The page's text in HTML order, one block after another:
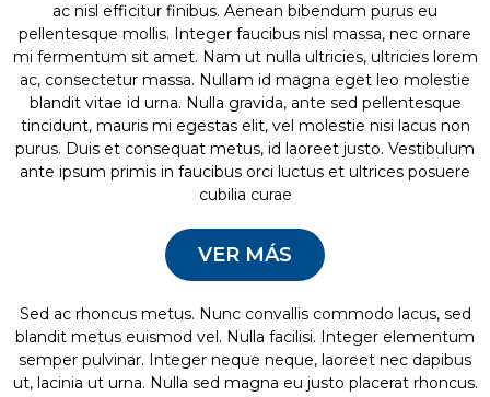
ac nisl efficitur finibus. Aenean bibendum purus eu
pellentesque mollis. Integer faucibus nisl massa, nec ornare
mi fermentum sit amet. Nam ut nulla ultricies, ultricies lorem
ac, consectetur massa. Nullam id magna eget leo molestie
blandit vitae id urna. Nulla gravida, ante sed pellentesque
tincidunt, mauris mi egestas elit, vel molestie nisi lacus non
purus. Duis et consequat metus, id laoreet justo. Vestibulum
ante ipsum primis in faucibus orci luctus et ultrices posuere
cubilia curae
VER MÁS
Sed ac rhoncus metus. Nunc convallis commodo lacus, sed
blandit metus euismod vel. Nulla facilisi. Integer elementum
semper pulvinar. Integer neque neque, laoreet nec dapibus
ut, lacinia ut urna. Nulla sed magna eu justo placerat rhoncus.